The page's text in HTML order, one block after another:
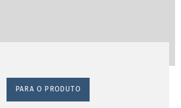
PARA O PRODUTO